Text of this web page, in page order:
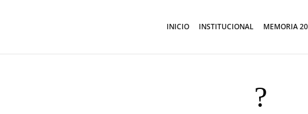
INICIO INSTITUCIONAL MEMORIA
?